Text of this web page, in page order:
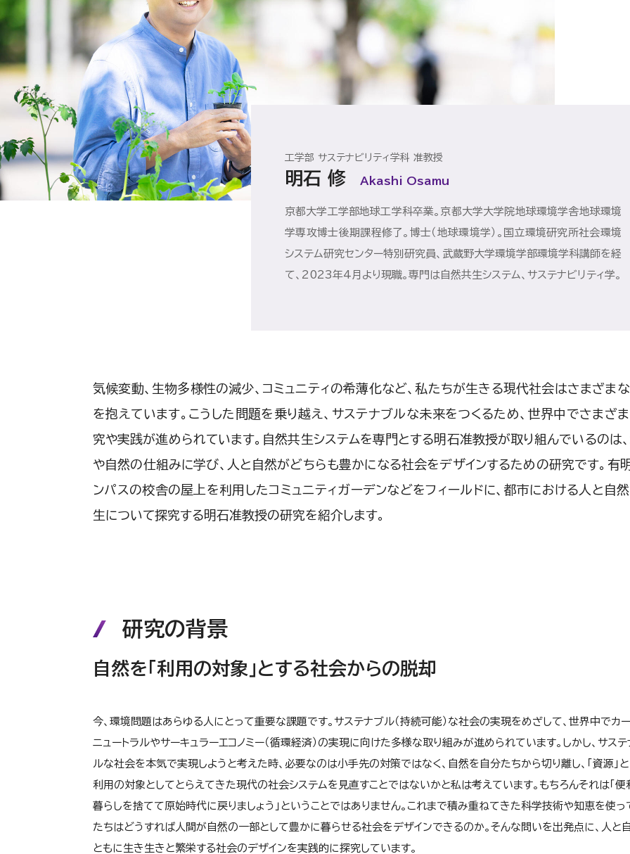
工学部 サステナビリティ学科 准教授
明石 修 Akashi Osamu
京都大学工学部地球工学科卒業。京都大学大学院地球環境学舎地球環境
学専攻博士後期課程修了。博士（地球環境学）。国立環境研究所社会環境
システム研究センター特別研究員、武蔵野大学環境学部環境学科講師を経
て、2023年4月より現職。専門は自然共生システム、サステナビリティ学。
気候変動、生物多様性の減少、コミュニティの希薄化など、私たちが生きる現代社会はさまざま
を抱えています。こうした問題を乗り越え、サステナブルな未来をつくるため、世界中でさまざ
究や実践が進められています。自然共生システムを専門とする明石准教授が取り組んでいるのは
や自然の仕組みに学び、人と自然がどちらも豊かになる社会をデザインするための研究です。有
ンパスの校舎の屋上を利用したコミュニティガーデンなどをフィールドに、都市における人と自
生について探究する明石准教授の研究を紹介します。
研究の背景
自然を「利用の対象」とする社会からの脱却
今、環境問題はあらゆる人にとって重要な課題です。サステナブル（持続可能）な社会の実現をめざして、世界中でカ
ニュートラルやサーキュラーエコノミー（循環経済）の実現に向けた多様な取り組みが進められています。しかし、サス
ルな社会を本気で実現しようと考えた時、必要なのは小手先の対策ではなく、自然を自分たちから切り離し、「資源」
利用の対象としてとらえてきた現代の社会システムを見直すことではないかと私は考えています。もちろんそれは「便
暮らしを捨てて原始時代に戻りましょう」ということではありません。これまで積み重ねてきた科学技術や知恵を使っ
たちはどうすれば人間が自然の一部として豊かに暮らせる社会をデザインできるのか。そんな問いを出発点に、人と
ともに生き生きと繁栄する社会のデザインを実践的に探究しています。